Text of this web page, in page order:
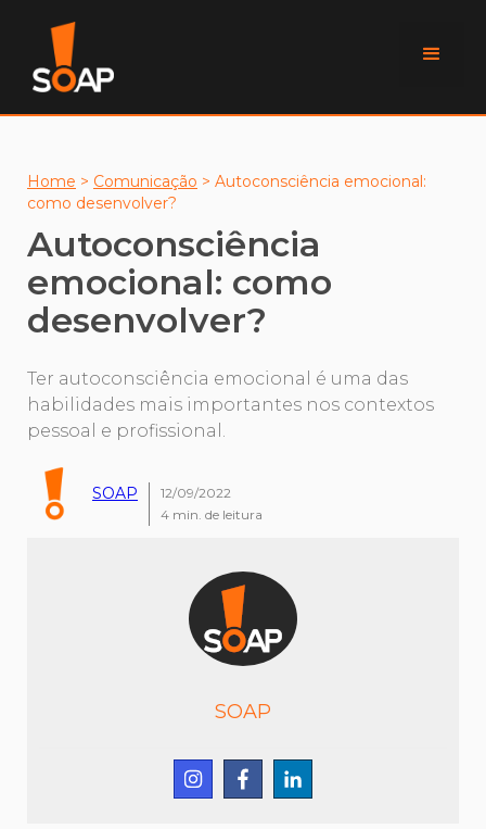
Home > Comunicação > Autoconsciência emocional:
como desenvolver?
Autoconsciência
emocional: como
desenvolver?
Ter autoconsciência emocional é uma das
habilidades mais importantes nos contextos
pessoal e profissional.
SOAP
12/09/2022
4 min. de leitura
SOAP